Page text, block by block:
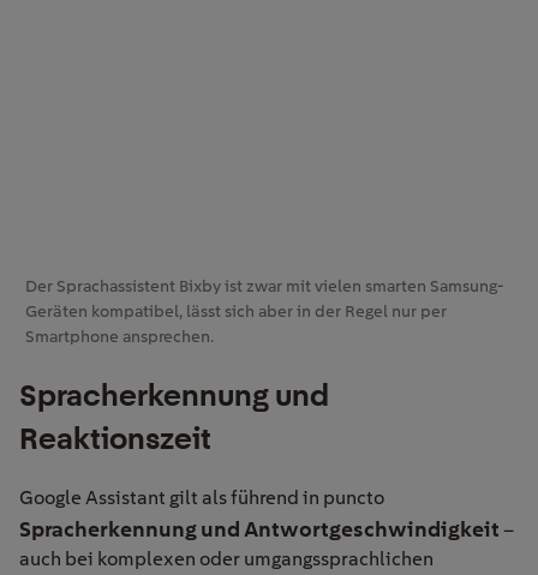
Der Sprachassistent Bixby ist zwar mit vielen smarten Samsung-
Geräten kompatibel, lässt sich aber in der Regel nur per
Smartphone ansprechen.
Spracherkennung und
Reaktionszeit
Google Assistant gilt als führend in puncto
Spracherkennung und Antwortgeschwindigkeit –
auch bei komplexen oder umgangssprachlichen